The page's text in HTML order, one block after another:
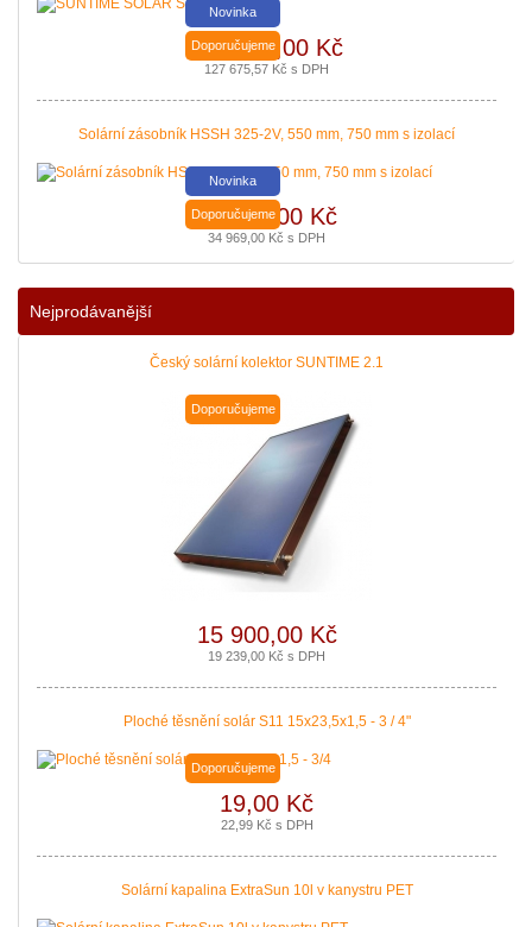
|více zde ..
Novinka
Doporučujeme
105 517,00 Kč
127 675,57 Kč s DPH
Solární zásobník HSSH 325-2V, 550 mm, 750 mm s izolací
Novinka
Doporučujeme
28 900,00 Kč
34 969,00 Kč s DPH
Nejprodávanější
Český solární kolektor SUNTIME 2.1
Doporučujeme
15 900,00 Kč
19 239,00 Kč s DPH
Ploché těsnění solár S11 15x23,5x1,5 - 3 / 4"
Doporučujeme
19,00 Kč
22,99 Kč s DPH
Solární kapalina ExtraSun 10l v kanystru PET